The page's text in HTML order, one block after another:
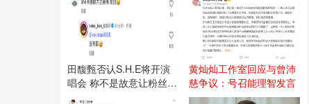
田馥甄否认S.H.E将开演
唱会 称不是故意让粉丝失
望
黄灿灿工作室回应与曾沛
慈争议：号召能理智发言